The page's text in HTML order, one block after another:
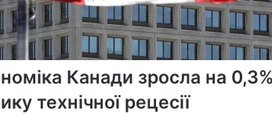
Канади зросла на
технічної рецесії